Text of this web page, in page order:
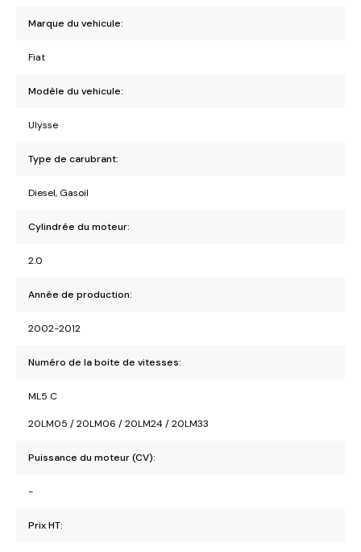
Marque du vehicule:
Fiat
Modèle du vehicule:
Ulysse
Type de carubrant:
Diesel, Gasoil
Cylindrée du moteur:
2.0
Année de production:
2002-2012
Numéro de la boite de vitesses:
ML5 C
20LM05 / 20LM06 / 20LM24 / 20LM33
Puissance du moteur (CV):
-
Prix HT: